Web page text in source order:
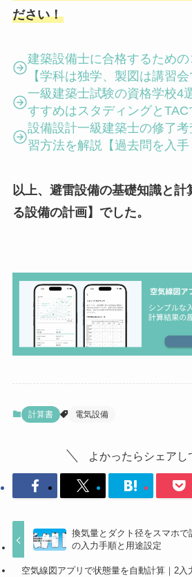
ださい！
建築設備士に合格するため
【学科は独学、製図は講習会
一級建築士試験の資格学校4
すすめはスタディングとTAC
設備設計一級建築士の修了
習方法を解説【過去問を入手
以上、避雷設備の基礎知識と計
る設備の計画】でした。
計算書 電気設備
よかったらシェアし
換気量とダクト径をスマホ
の入力手順と用途設定
空気線図アプリで状態量を自動計算｜2入